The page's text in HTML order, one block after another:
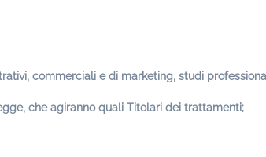
commerciali e di marketing, studi
che agiranno quali Titolari dei trattamenti;